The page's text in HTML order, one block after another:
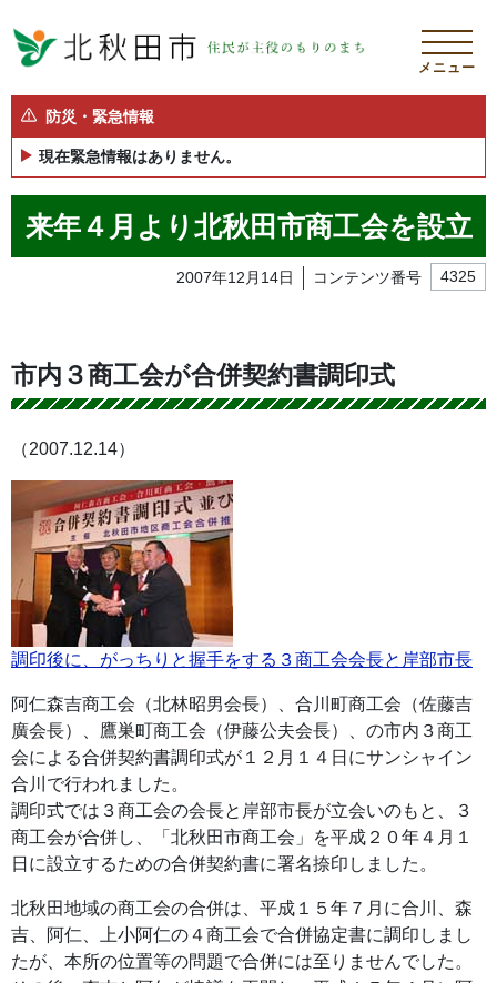
メニュー
防災・緊急情報
現在緊急情報はありません。
来年４月より北秋田市商工会を設立
2007年12月14日 コンテンツ番号 4325
市内３商工会が合併契約書調印式
（2007.12.14）
調印後に、がっちりと握手をする３商工会会長と岸部市長
阿仁森吉商工会（北林昭男会長）、合川町商工会（佐藤吉
廣会長）、鷹巣町商工会（伊藤公夫会長）、の市内３商工
会による合併契約書調印式が１２月１４日にサンシャイン
合川で行われました。
調印式では３商工会の会長と岸部市長が立会いのもと、３
商工会が合併し、「北秋田市商工会」を平成２０年４月１
日に設立するための合併契約書に署名捺印しました。
北秋田地域の商工会の合併は、平成１５年７月に合川、森
吉、阿仁、上小阿仁の４商工会で合併協定書に調印しまし
たが、本所の位置等の問題で合併には至りませんでした。